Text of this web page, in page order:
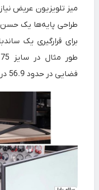
میز تلویزیون عریض
طراحی پایه‌ها یک حسن
برای قرارگیری یک
فضایی در حدود 56.9 در 14 اینچ را اشغال خواهند کرد.